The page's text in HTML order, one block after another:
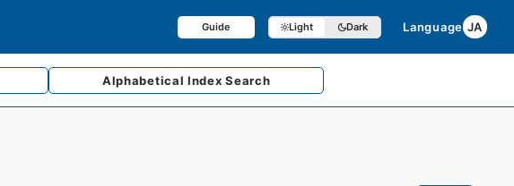
Guide Light Dark Language JA
AlphabeticalIndex Search